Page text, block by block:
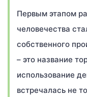
Первым этапом
человечества
собственного
– это название
использование
встречалась не